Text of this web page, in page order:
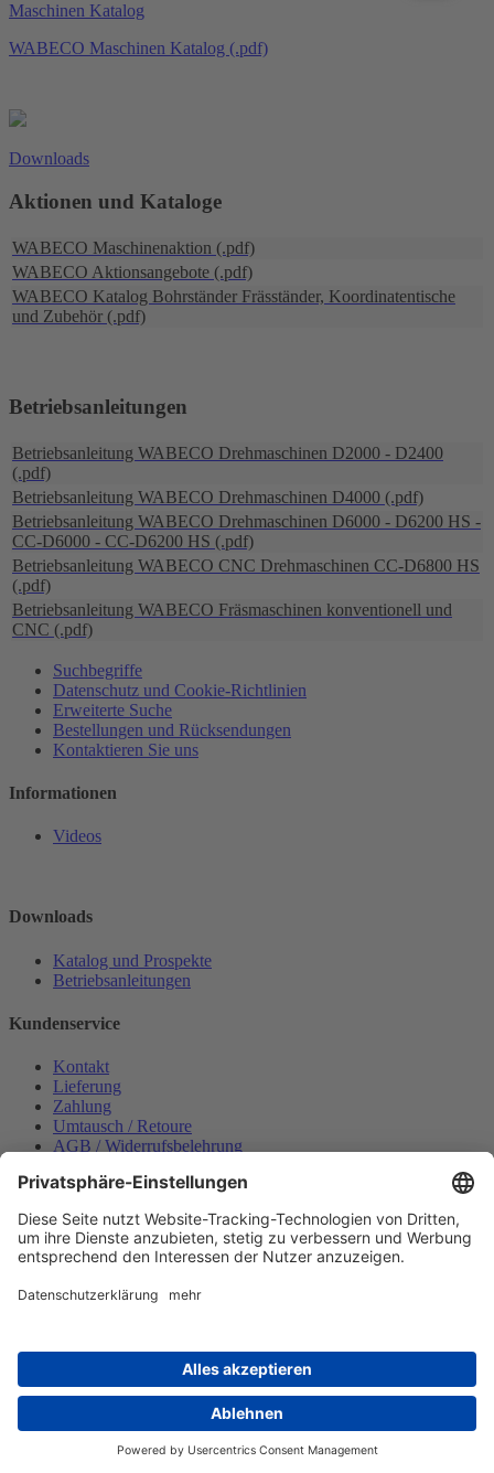
Maschinen Katalog
WABECO Maschinen Katalog (.pdf)
Downloads
Aktionen und Kataloge
WABECO Maschinenaktion (.pdf)
WABECO Aktionsangebote (.pdf)
WABECO Katalog Bohrständer Fräsständer, Koordinatentische
und Zubehör (.pdf)
Betriebsanleitungen
Betriebsanleitung WABECO Drehmaschinen D2000 - D2400
(.pdf)
Betriebsanleitung WABECO Drehmaschinen D4000 (.pdf)
Betriebsanleitung WABECO Drehmaschinen D6000 - D6200 HS -
CC-D6000 - CC-D6200 HS (.pdf)
Betriebsanleitung WABECO CNC Drehmaschinen CC-D6800 HS
(.pdf)
Betriebsanleitung WABECO Fräsmaschinen konventionell und
CNC (.pdf)
Suchbegriffe
Datenschutz und Cookie-Richtlinien
Erweiterte Suche
Bestellungen und Rücksendungen
Kontaktieren Sie uns
Informationen
Videos
Downloads
Katalog und Prospekte
Betriebsanleitungen
Kundenservice
Kontakt
Lieferung
Zahlung
Umtausch / Retoure
AGB / Widerrufsbelehrung
Datenschutzerklärung
Bestellung widerrufen
Mein konto
Zahlungsmöglichkeiten
Copyright © 2025 Wabeco